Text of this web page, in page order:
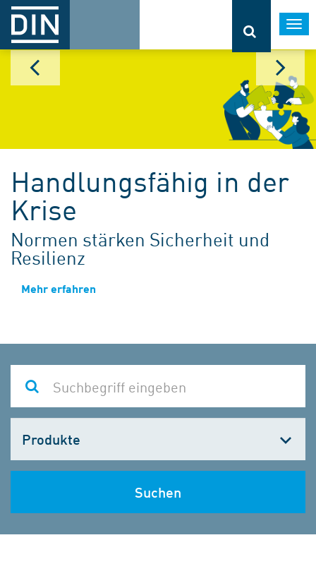
Handlungsfähig in der
Krise
Normen stärken Sicherheit und
Resilienz
Mehr erfahren
wählen
Suchen